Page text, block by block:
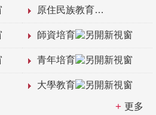
原住民族教育
師資培育
青年培育
大學教育
更多